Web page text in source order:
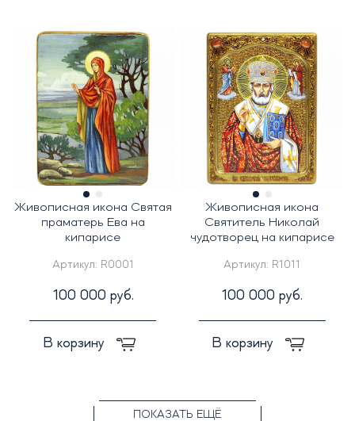
Живописная икона Святая
праматерь Ева на
кипарисе
Артикул: R0001
100 000 руб.
В корзину
Живописная икона
Святитель Николай
чудотворец на кипарисе
Артикул: R1011
100 000 руб.
В корзину
ПОКАЗАТЬ ЕЩЁ